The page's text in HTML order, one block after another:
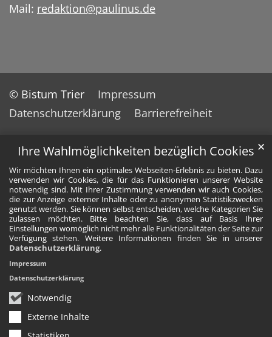
Ihre Wahlmöglichkeiten bezüglich Cookies
Wir möchten Ihnen ein optimales Webseiten-Erlebnis zu bieten. Dazu
verwenden wir Cookies, die für das Funktionieren unserer Website
notwendig sind. Mit Ihrer Zustimmung verwenden wir auch Cookies,
die zur Anzeige externer Inhalte oder zu anonymen Statistikzwecken
genutzt werden. Sie können selbst entscheiden, welche Kategorien Sie
zulassen möchten. Bitte beachten Sie, dass auf Basis Ihrer
Einstellungen womöglich nicht mehr alle Funktionalitäten der Seite zur
Verfügung stehen. Weitere Informationen finden Sie in unserer
Datenschutzerklärung.
Notwendig
Externe Inhalte
✕
Impressum
Datenschutzerklärung
Mail: redaktion@paulinus.de
© Bistum Trier
Impressum
Datenschutzerklärung
Barrierefreiheit